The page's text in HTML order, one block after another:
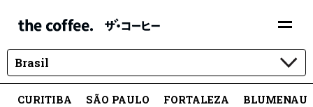
Brasil
CURITIBA SÃO PAULO FORTALEZA BLUMENAU